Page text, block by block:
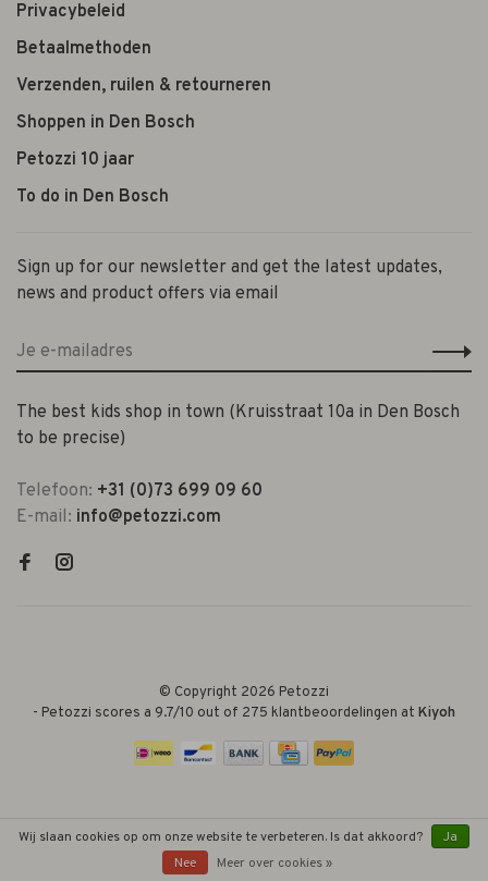
Privacybeleid
Betaalmethoden
Verzenden, ruilen & retourneren
Shoppen in Den Bosch
Petozzi 10 jaar
To do in Den Bosch
Sign up for our newsletter and get the latest updates,
news and product offers via email
The best kids shop in town (Kruisstraat 10a in Den Bosch
to be precise)
Telefoon: +31 (0)73 699 09 60
E-mail: info@petozzi.com
© Copyright 2026 Petozzi
- Petozzi scores a 9.7/10 out of 275 klantbeoordelingen at Kiyoh
Wij slaan cookies op om onze website te verbeteren. Is dat akkoord?
Ja
Nee
Meer over cookies »